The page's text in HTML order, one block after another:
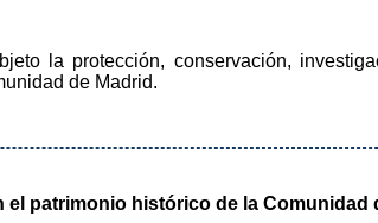
la protección, conservación,
de Madrid.
patrimonio histórico de la Comunidad